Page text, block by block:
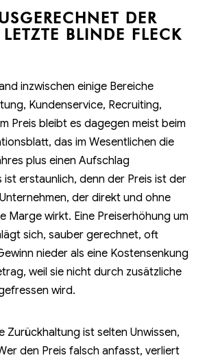
DER
LETZTE BLINDE FLECK
inzwischen einige Bereiche
Kundenservice, Recruiting,
Preis bleibt es dagegen meist beim
das im Wesentlichen die
plus einen Aufschlag
erstaunlich, denn der Preis ist der
der direkt und ohne
Marge wirkt. Eine Preiserhöhung um
sich, sauber gerechnet, oft
nieder als eine Kostensenkung
weil sie nicht durch zusätzliche
wird.
Zurückhaltung ist selten Unwissen,
den Preis falsch anfasst, verliert